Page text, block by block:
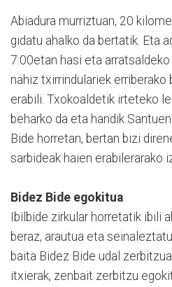
Abiadura murriztuan, 20
gidatu ahalko da bertatik. Eta
7:00etan hasi eta
nahiz txirrindulariek
erabili. Txokoaldetik irteteko
beharko da eta handik
Bide horretan, bertan bizi
sarbideak haien erabilerarako
Bidez Bide egokitua
Ibilbide zirkular horretatik ibili
beraz, arautua eta
baita Bidez Bide udal
itxierak, zenbait zerbitzu